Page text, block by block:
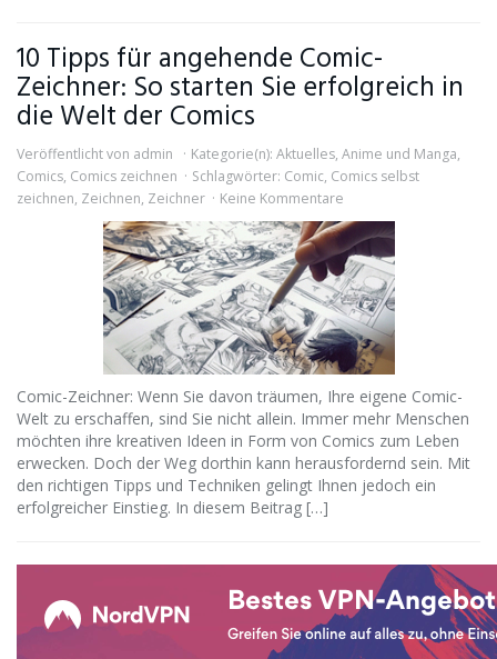
10 Tipps für angehende Comic-
Zeichner: So starten Sie erfolgreich in
die Welt der Comics
Veröffentlicht von admin Kategorie(n): Aktuelles, Anime und Manga,
Comics, Comics zeichnen Schlagwörter: Comic, Comics selbst
zeichnen, Zeichnen, Zeichner Keine Kommentare
Comic-Zeichner: Wenn Sie davon träumen, Ihre eigene Comic-
Welt zu erschaffen, sind Sie nicht allein. Immer mehr Menschen
möchten ihre kreativen Ideen in Form von Comics zum Leben
erwecken. Doch der Weg dorthin kann herausfordernd sein. Mit
den richtigen Tipps und Techniken gelingt Ihnen jedoch ein
erfolgreicher Einstieg. In diesem Beitrag […]